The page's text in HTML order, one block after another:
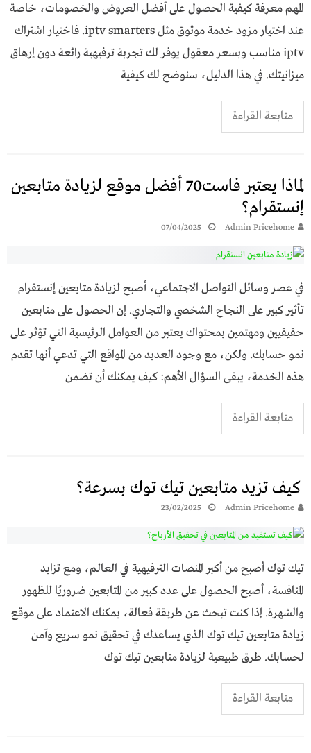
المهم معرفة كيفية الحصول على أفضل العروض والخصومات، خاصة
عند اختيار مزود خدمة موثوق مثل iptv smarters. فاختيار اشتراك
iptv مناسب وبسعر معقول يوفر لك تجربة ترفيهية رائعة دون إرهاق
ميزانيتك. في هذا الدليل، سنوضح لك كيفية
متابعة القراءة
لماذا يعتبر فاست70 أفضل موقع لزيادة متابعين
إنستقرام؟
Admin Pricehome
07/04/2025
في عصر وسائل التواصل الاجتماعي، أصبح لزيادة متابعين إنستقرام
تأثير كبير على النجاح الشخصي والتجاري. إن الحصول على متابعين
حقيقيين ومهتمين بمحتواك يعتبر من العوامل الرئيسية التي تؤثر على
نمو حسابك. ولكن، مع وجود العديد من المواقع التي تدعي أنها تقدم
هذه الخدمة، يبقى السؤال الأهم: كيف يمكنك أن تضمن
متابعة القراءة
كيف تزيد متابعين تيك توك بسرعة؟
Admin Pricehome
23/02/2025
تيك توك أصبح من أكبر المنصات الترفيهية في العالم، ومع تزايد
المنافسة، أصبح الحصول على عدد كبير من المتابعين ضروريًا للظهور
والشهرة. إذا كنت تبحث عن طريقة فعالة، يمكنك الاعتماد على موقع
زيادة متابعين تيك توك الذي يساعدك في تحقيق نمو سريع وآمن
لحسابك. طرق طبيعية لزيادة متابعين تيك توك
متابعة القراءة